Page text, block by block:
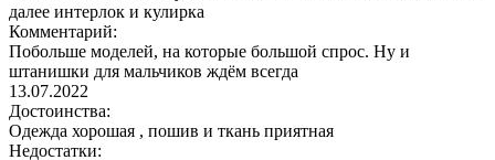
далее интерлок и кулирка
Комментарий:
Побольше моделей, на которые большой спрос. Ну и
штанишки для мальчиков ждём всегда
13.07.2022
Достоинства:
Одежда хорошая , пошив и ткань приятная
Недостатки: